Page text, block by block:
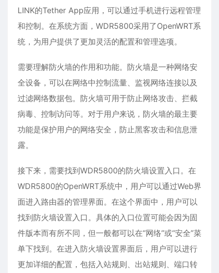
LINK的Tether App应用，可以通过手机进行远程管理
和控制。在系统方面，WDR5800采用了OpenWRT系
统，为用户提供了更加灵活的配置和管理选项。
需要理解防火墙的作用和功能。防火墙是一种网络安
全设备，可以在网络中控制流量、监视网络连接以及
过滤网络数据包。防火墙可用于防止网络攻击、拦截
病毒、控制访问等。对于用户来说，防火墙的最主要
功能是保护用户的网络安全，防止黑客攻击和信息泄
露。
接下来，需要找到WDR5800的防火墙设置入口。在
WDR5800的OpenWRT系统中，用户可以通过Web界
面进入路由器的管理界面。在这个界面中，用户可以
找到防火墙设置入口。具体的入口位置可能会因为固
件版本而有所不同，但一般都可以在“网络”或“安全”菜
单下找到。在进入防火墙设置界面后，用户可以进行
更加详细的配置，包括入站规则、出站规则、端口转